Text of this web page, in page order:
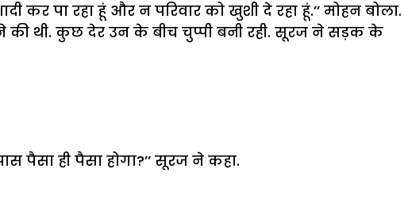
कर पा रहा हूं और न परिवार को खुशी दे रहा हूं.’’ मोहन बोला.
की थी. कुछ देर उन के बीच चुप्पी बनी रही. सूरज ने सड़क के
ही पैसा होगा?’’ सूरज ने कहा.